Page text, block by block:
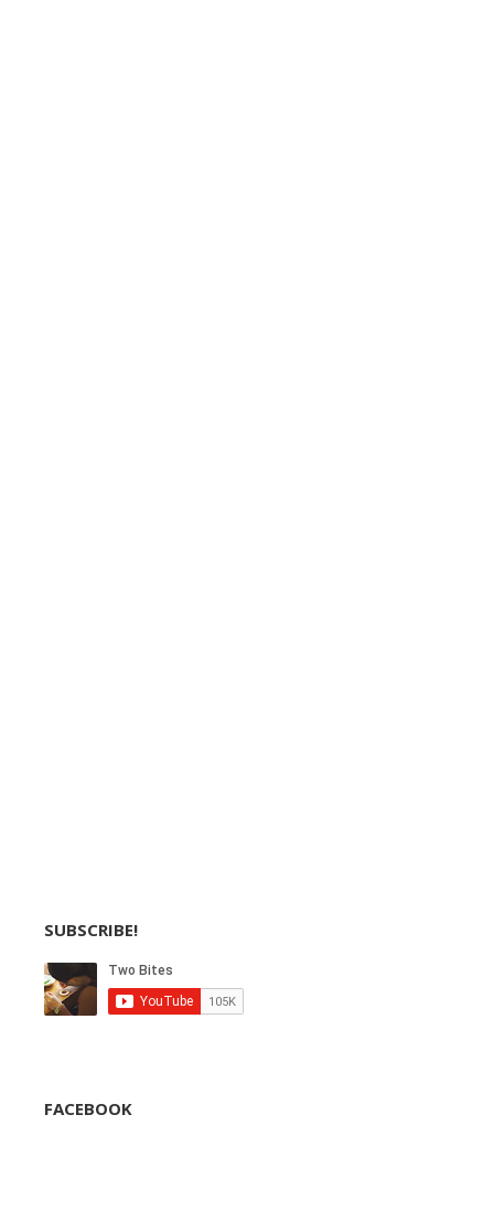
SUBSCRIBE!
FACEBOOK